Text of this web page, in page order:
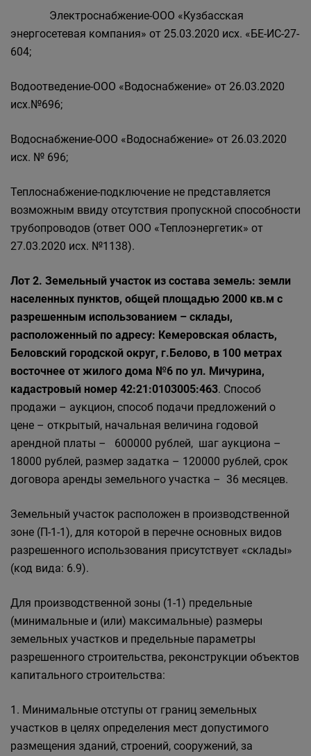
Электроснабжение-ООО «Кузбасская
энергосетевая компания» от 25.03.2020 исх. «БЕ-ИС-27-
604;
Водоотведение-ООО «Водоснабжение» от 26.03.2020
исх.№696;
Водоснабжение-ООО «Водоснабжение» от 26.03.2020
исх. № 696;
Теплоснабжение-подключение не представляется
возможным ввиду отсутствия пропускной способности
трубопроводов (ответ ООО «Теплоэнергетик» от
27.03.2020 исх. №1138).
Лот 2. Земельный участок из состава земель: земли
населенных пунктов, общей площадью 2000 кв.м с
разрешенным использованием – склады,
расположенный по адресу: Кемеровская область,
Беловский городской округ, г.Белово, в 100 метрах
восточнее от жилого дома №6 по ул. Мичурина,
кадастровый номер 42:21:0103005:463. Способ
продажи – аукцион, способ подачи предложений о
цене – открытый, начальная величина годовой
арендной платы – 600000 рублей, шаг аукциона –
18000 рублей, размер задатка – 120000 рублей, срок
договора аренды земельного участка – 36 месяцев.
Земельный участок расположен в производственной
зоне (П-1-1), для которой в перечне основных видов
разрешенного использования присутствует «склады»
(код вида: 6.9).
Для производственной зоны (1-1) предельные
(минимальные и (или) максимальные) размеры
земельных участков и предельные параметры
разрешенного строительства, реконструкции объектов
капитального строительства:
1. Минимальные отступы от границ земельных
участков в целях определения мест допустимого
размещения зданий, строений, сооружений, за